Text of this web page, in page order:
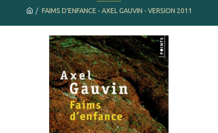
FAIMS D'ENFANCE - AXEL GAUVIN - VERSION 2011